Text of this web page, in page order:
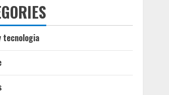
tecnologia